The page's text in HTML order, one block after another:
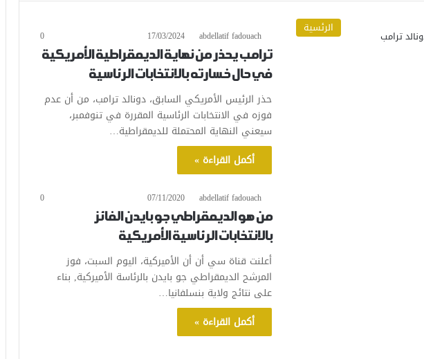
الرئسية abdellatif fadouach
17/03/2024
0
ترامب يحذر من نهاية الديمقراطية الأمريكية
في حال خسارته بالانتخابات الرئاسية
حذر الرئيس الأمريكي السابق، دونالد ترامب، من أن عدم
فوزه في الانتخابات الرئاسية المقررة في تنوفمبر،
سيعني النهاية المحتملة للديمقراطية…
أكمل القراءة »
abdellatif fadouach
07/11/2020
0
من هو الديمقراطي جو بايدن الفائز
بالانتخابات الرئاسية الأمريكية
أعلنت قناة سي أن أن الأميركية، اليوم السبت، فوز
المرشح الديمقراطي جو بايدن بالرئاسة الأميركية, بناء
على نتائج ولاية بنسلفانيا…
أكمل القراءة »